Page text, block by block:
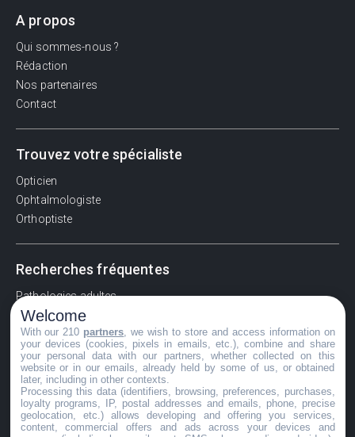
A propos
Qui sommes-nous ?
Rédaction
Nos partenaires
Contact
Trouvez votre spécialiste
Opticien
Ophtalmologiste
Orthoptiste
Recherches fréquentes
Pathologies adultes
Signes d'une urgence ophtalmologique
La vision
Acuité visuelle
Myosis / mydriase
Œdème oculaire
Welcome
With our 210 partners , we wish to store and access information on
your devices (cookies, pixels in emails, etc.), combine and share
your personal data with our partners, whether collected on this
website or in our emails, already held by some of us, or obtained
later, including in other contexts.
Processing this data (identifiers, browsing, preferences, purchases,
loyalty programs, IP, postal addresses and emails, phone, precise
geolocation, etc.) allows developing and offering you services,
content, commercial offers and ads across your devices and